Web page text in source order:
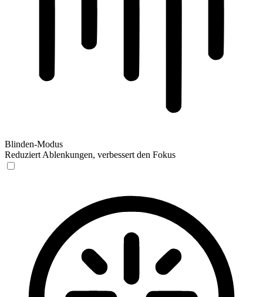
Blinden-Modus
Reduziert Ablenkungen, verbessert den Fokus